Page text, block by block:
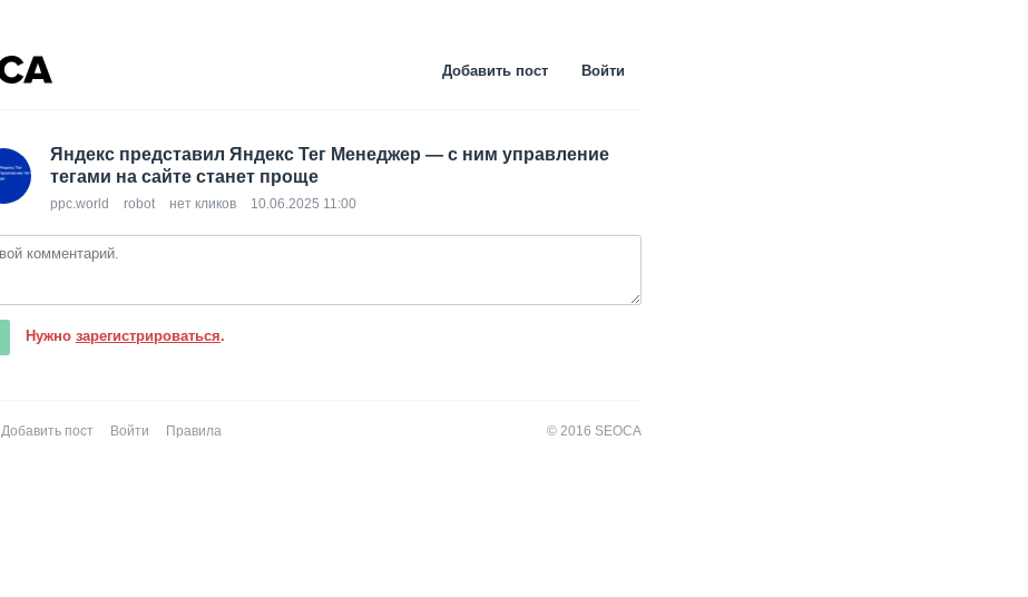
Добавить пост Войти
Яндекс представил Яндекс Тег Менеджер — с ним управление
тегами на сайте станет проще
ppc.world robot нет кликов 10.06.2025 11:00
Нужно зарегистрироваться.
Добавить пост Войти Правила © 2016 SEOCA